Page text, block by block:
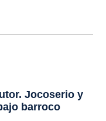
Jocoserio y
barroco